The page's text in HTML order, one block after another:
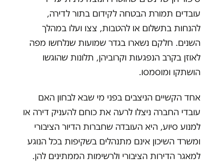
עובדים תמורת הבטחה לקידום בתור לדירה,
להנחות בתשלום או להטבות, צצו ועלו במהלך
השנים. חלקם נשארו בגדר שמועות שנלחשו מפה
לאוזן בקרב הנפגעות וקרוביהן, תלונות שהוגשו
הושתקו ומוסמסו.
אחד הקשיים הניצבים בפני מי שבא לבחון האם
עובדי החברה ניצלו לרעה את כוחם להעניק דירה או
למנוע סיוע, היא העובדה שחברות הדיור הציבורי
ומשרד השיכון אינם מתנהלים בשקיפות בכל הנוגע
למאגר הדירות הציבורי ולרשימות הממתינים להן.